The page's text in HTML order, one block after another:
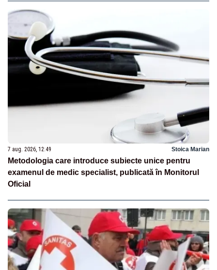
7 aug. 2026, 12:49 Stoica Marian
Metodologia care introduce subiecte unice pentru
examenul de medic specialist, publicată în Monitorul
Oficial